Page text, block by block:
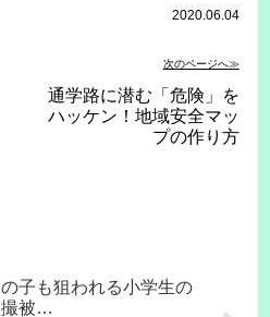
2020.06.04
次のページへ≫
通学路に潜む「危険」を
ハッケン！地域安全マッ
プの作り方
子も狙われる小学生の
撮被…